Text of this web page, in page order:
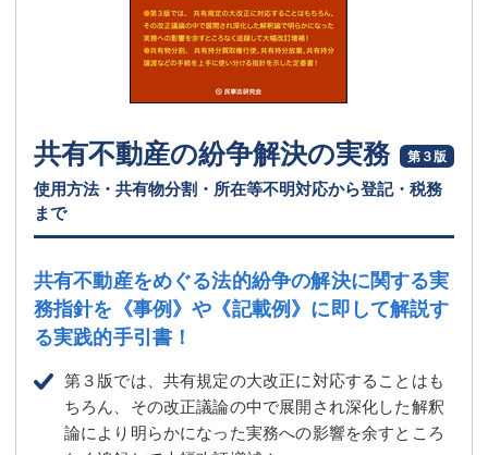
共有不動産の紛争解決の実務 第３版
使用方法・共有物分割・所在等不明対応から登記・税務
まで
共有不動産をめぐる法的紛争の解決に関する実
務指針を 《事例》や《記載例》に即して解説す
る実践的手引書！
第３版では、共有規定の大改正に対応することはも
ちろん、その改正議論の中で展開され深化した解釈
論により明らかになった実務への影響を余すところ